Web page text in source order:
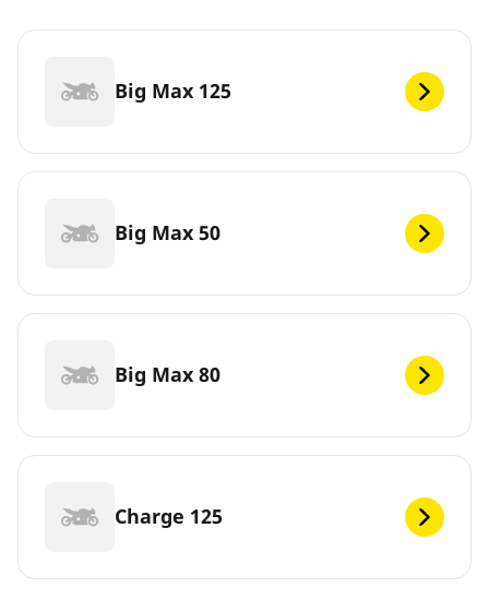
Big Max 125
Big Max 50
Big Max 80
Charge 125